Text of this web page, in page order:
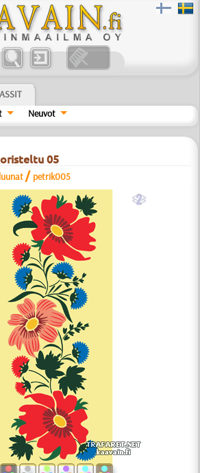
Neuvot
05
/ petrik005
b